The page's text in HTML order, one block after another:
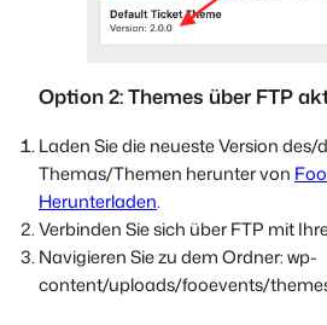
Option 2: Themes über FTP
Laden Sie die neueste Version des/
Themas/Themen herunter von
Herunterladen.
Verbinden Sie sich über FTP mit
Navigieren Sie zu dem Ordner:wp-
content/uploads/fooevents/